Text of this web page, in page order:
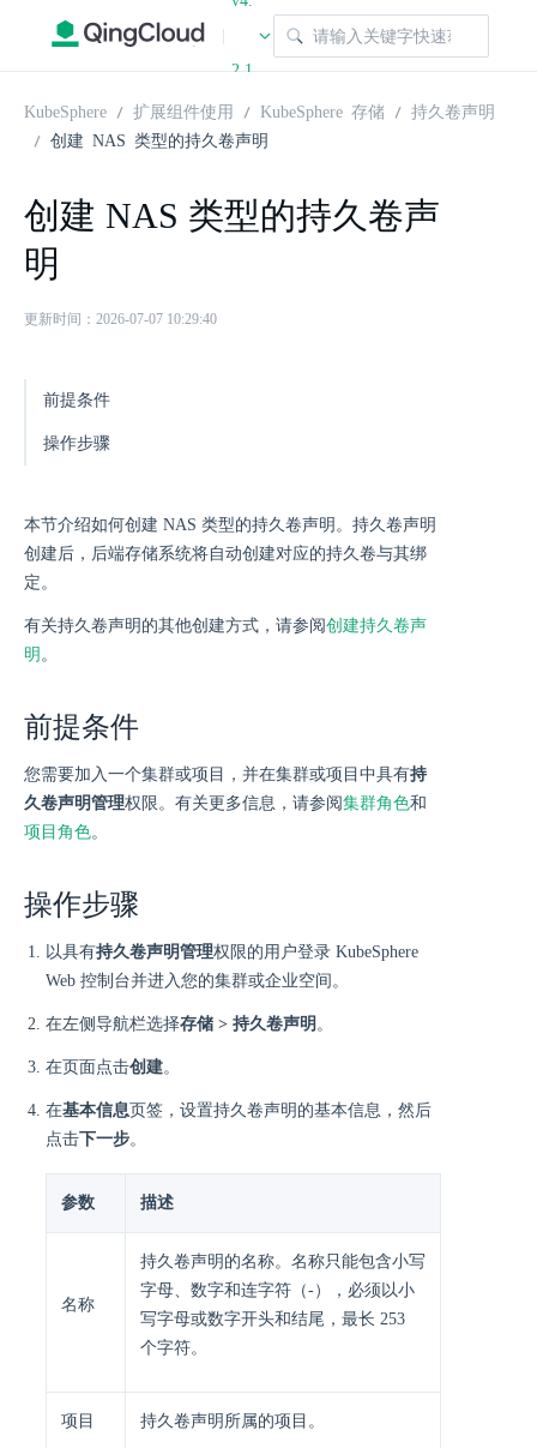
|
2.1
KubeSphere 扩展组件使用 KubeSphere 存储
持久卷声明
创建 NAS 类型的持久卷声明
创建 NAS 类型的持久卷声
明
更新时间：2026-07-07 10:29:40
前提条件
操作步骤
本节介绍如何创建 NAS 类型的持久卷声明。持久卷声明
创建后，后端存储系统将自动创建对应的持久卷与其绑
定。
有关持久卷声明的其他创建方式，请参阅创建持久卷声
明 。
前提条件
您需要加入一个集群或项目，并在集群或项目中具有持
久卷声明管理权限。有关更多信息，请参阅集群角色和
项目角色。
操作步骤
以具有持久卷声明管理权限的用户登录 KubeSphere
Web 控制台并进入您的集群或企业空间。
在左侧导航栏选择存储 > 持久卷声明 。
在页面点击创建。
在基本信息页签，设置持久卷声明的基本信息，然后
点击下一步。
参数 描述
名称
持久卷声明的名称。名称只能包含小写
字母、数字和连字符（-），必须以小
写字母或数字开头和结尾，最长 253
个字符。
项目 持久卷声明所属的项目。